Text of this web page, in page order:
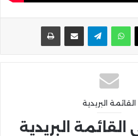
واتساب تيلقرام مشاركة عبر البريد
القائمة البريدية
البريدية